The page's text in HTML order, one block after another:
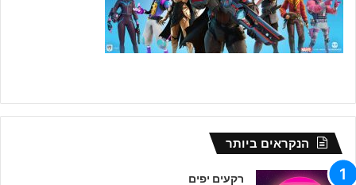
הנקראים ביותר
רקעים יפים